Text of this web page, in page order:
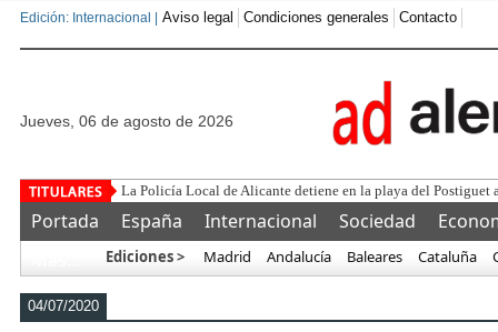
Edición: Internacional | Aviso legal Condiciones generales Contacto
jueves, 06 de agosto de 2026
Este corrupto traicio
Portada España Internacional Sociedad
Ediciones > Madrid Andalucía Baleares Cataluña
04/07/2020